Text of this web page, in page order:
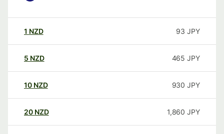
1 NZD 93 JPY
5 NZD 465 JPY
10 NZD 930 JPY
20 NZD 1,860 JPY